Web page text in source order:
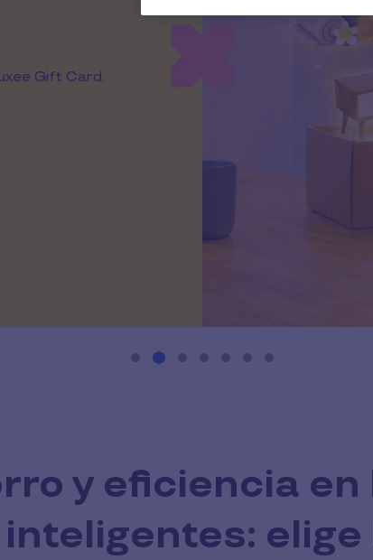
Gift Card.
y eficiencia en
elige